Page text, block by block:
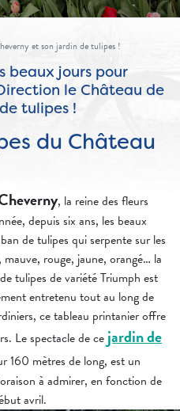
et son jardin de tulipes !
beaux jours pour
le Château de
tulipes !
du Château
, la reine des fleurs
depuis six ans, les beaux
de tulipes qui serpente sur les
rouge, jaune, orangé… la
tulipes de variété Triumph est
entretenu tout au long de
ce tableau printanier offre
Le spectacle de ce jardin de
160 mètres de long, est un
à admirer, en fonction de
avril.